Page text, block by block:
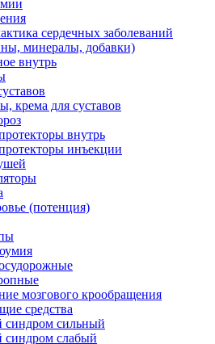
сердечных заболеваний
минералы, добавки)
внутрь
крема для суставов
внутрь
инъекции
(потенция)
мозгового крообращения
средства
синдром сильный
синдром слабый